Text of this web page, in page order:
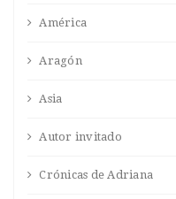
América
Aragón
Asia
Autor invitado
Crónicas de Adriana